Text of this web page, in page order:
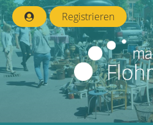
Registrieren